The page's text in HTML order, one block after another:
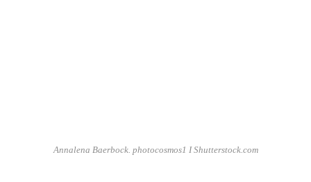
Annalena Baerbock. photocosmos1 I Shutterstock.com